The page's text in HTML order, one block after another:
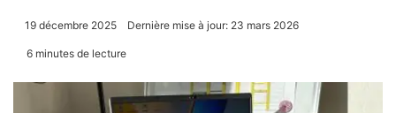
19 décembre 2025 Dernière mise à jour: 23 mars 2026
6 minutes de lecture